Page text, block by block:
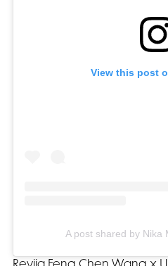
View this post
A post shared by Nika